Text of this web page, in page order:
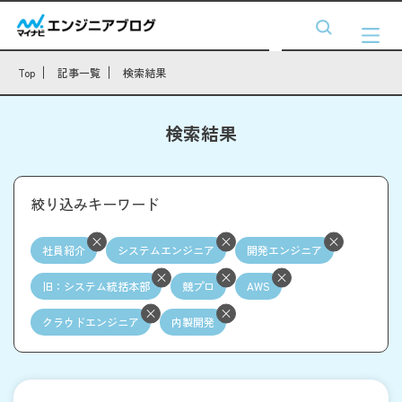
Top 記事一覧 検索結果
検索結果
絞り込みキーワード
社員紹介 システムエンジニア 開発エンジニア
旧：システム統括本部 競プロ AWS
クラウドエンジニア 内製開発